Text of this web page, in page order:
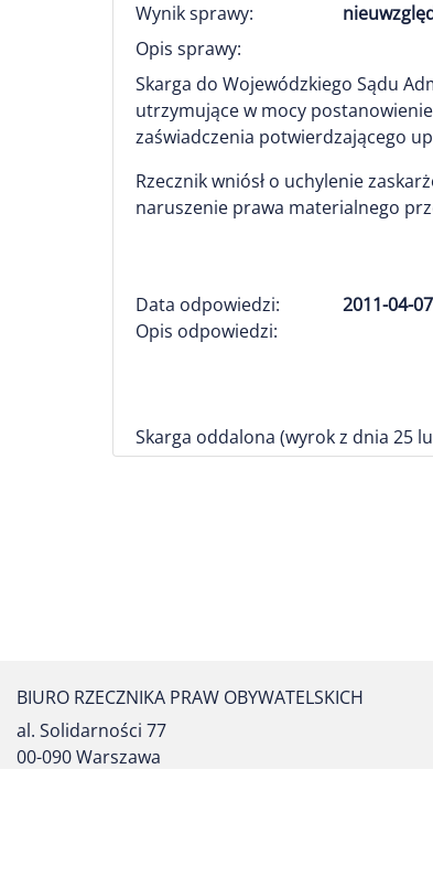
Wynik sprawy:
Opis sprawy:
Skarga do Wojewódzkiego Sądu
utrzymujące w mocy
zaświadczenia potwierdzającego
Rzecznik wniósł o uchylenie
naruszenie prawa materialnego
Data odpowiedzi:
2011-04-07
Opis odpowiedzi:
Skarga oddalona (wyrok z dnia 25
BIURO RZECZNIKA PRAW OBYWATELSKICH
al. Solidarności 77
00-090 Warszawa